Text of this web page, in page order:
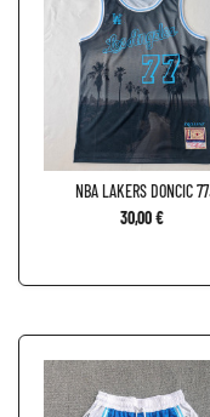
NBA LAKERS DONCIC 77
ESPECIAL
30,00 €